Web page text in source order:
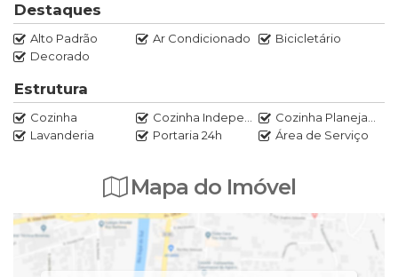
busca sofisticação, tecnologia e uma experiência completa
de moradia em um dos condomínios mais completos da
região.
Entre em contato com o nosso corretor Marcos Rocha 021
97020-0520.
Destaques
Alto Padrão Ar Condicionado
Bicicletário
Decorado
Estrutura
Cozinha Cozinha Independente
Cozinha Planejada
Lavanderia
Portaria 24h Área de Serviço
Mapa do Imóvel